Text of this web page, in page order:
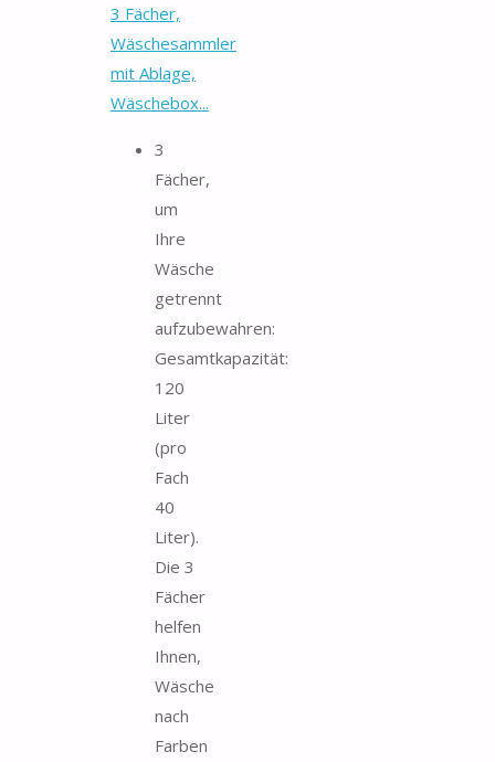
3 Fächer,
Wäschesammler
mit Ablage,
Wäschebox...
3
Fächer,
um
Ihre
Wäsche
getrennt
aufzubewahren:
Gesamtkapazität:
120
Liter
(pro
Fach
40
Liter).
Die 3
Fächer
helfen
Ihnen,
Wäsche
nach
Farben